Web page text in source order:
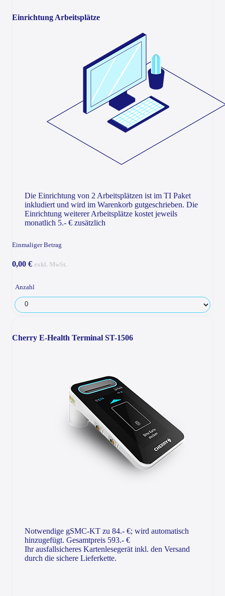
Einrichtung Arbeitsplätze
Die Einrichtung von 2 Arbeitsplätzen ist im TI Paket
inkludiert und wird im Warenkorb gutgeschrieben. Die
Einrichtung weiterer Arbeitsplätze kostet jeweils
monatlich 5.- € zusätzlich
Einmaliger Betrag
0,00 € exkl. MwSt.
Anzahl
Cherry E-Health Terminal ST-1506
Notwendige gSMC-KT zu 84.- €; wird automatisch
hinzugefügt. Gesamtpreis 593.- €
Ihr ausfallsicheres Kartenlesegerät inkl. den Versand
durch die sichere Lieferkette.